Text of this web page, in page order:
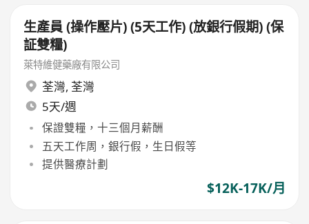
生產員 (操作壓片) (5天工作) (放銀行假期) (保
証雙糧)
萊特維健藥廠有限公司
荃灣, 荃灣
5天/週
保證雙糧，十三個月薪酬
五天工作周，銀行假，生日假等
提供醫療計劃
$12K-17K/月